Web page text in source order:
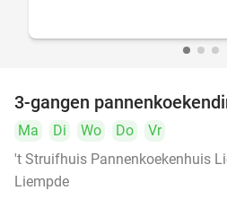
3-gangen
Ma Di Wo Do
Vr
't Struifhuis Pannenkoekenhuis
Liempde